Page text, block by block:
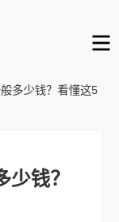
多少钱？看懂这5
钱？